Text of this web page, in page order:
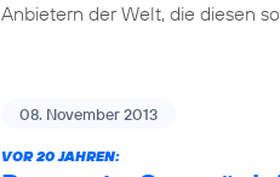
Anbietern der Welt, die diesen
08. November 2013
VOR 20 JAHREN: